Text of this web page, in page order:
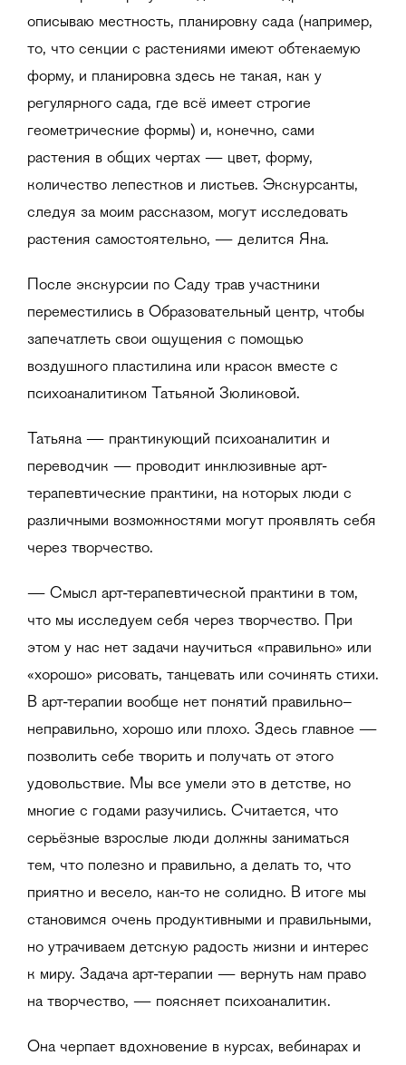
описываю местность, планировку сада (например,
то, что секции с растениями имеют обтекаемую
форму, и планировка здесь не такая, как у
регулярного сада, где всё имеет строгие
геометрические формы) и, конечно, сами
растения в общих чертах — цвет, форму,
количество лепестков и листьев. Экскурсанты,
следуя за моим рассказом, могут исследовать
растения самостоятельно, — делится Яна.
После экскурсии по Саду трав участники
переместились в Образовательный центр, чтобы
запечатлеть свои ощущения с помощью
воздушного пластилина или красок вместе с
психоаналитиком Татьяной Зюликовой.
Татьяна — практикующий психоаналитик и
переводчик — проводит инклюзивные арт-
терапевтические практики, на которых люди с
различными возможностями могут проявлять себя
через творчество.
— Смысл арт-терапевтической практики в том,
что мы исследуем себя через творчество. При
этом у нас нет задачи научиться «правильно» или
«хорошо» рисовать, танцевать или сочинять стихи.
В арт-терапии вообще нет понятий правильно–
неправильно, хорошо или плохо. Здесь главное —
позволить себе творить и получать от этого
удовольствие. Мы все умели это в детстве, но
многие с годами разучились. Считается, что
серьёзные взрослые люди должны заниматься
тем, что полезно и правильно, а делать то, что
приятно и весело, как-то не солидно. В итоге мы
становимся очень продуктивными и правильными,
но утрачиваем детскую радость жизни и интерес
к миру. Задача арт-терапии — вернуть нам право
на творчество, — поясняет психоаналитик.
Она черпает вдохновение в курсах, вебинарах и